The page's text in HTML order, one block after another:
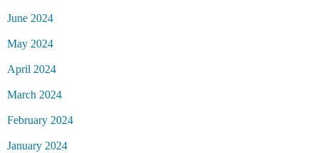
June 2024
May 2024
April 2024
March 2024
February 2024
January 2024